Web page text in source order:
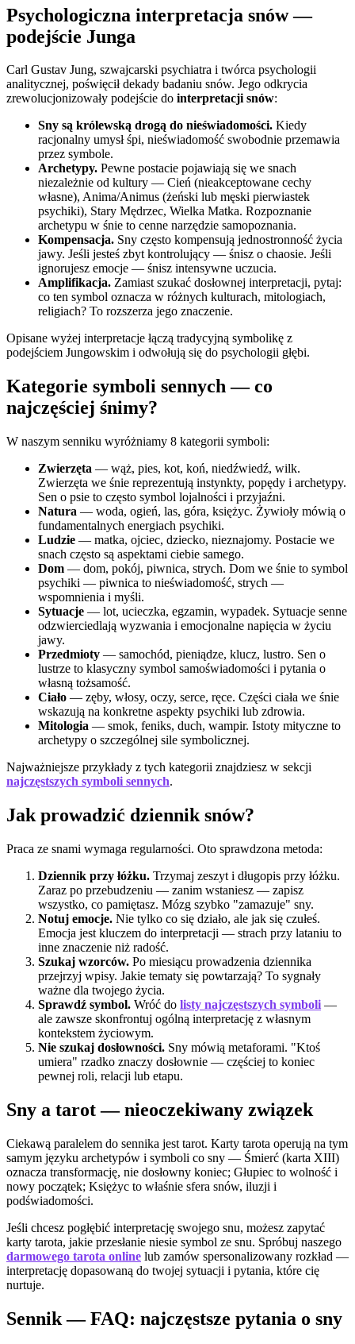
Psychologiczna interpretacja snów —
podejście Junga
Carl Gustav Jung, szwajcarski psychiatra i twórca psychologii
analitycznej, poświęcił dekady badaniu snów. Jego odkrycia
zrewolucjonizowały podejście do interpretacji snów:
Sny są królewską drogą do nieświadomości. Kiedy
racjonalny umysł śpi, nieświadomość swobodnie przemawia
przez symbole.
Archetypy. Pewne postacie pojawiają się we snach
niezależnie od kultury — Cień (nieakceptowane cechy
własne), Anima/Animus (żeński lub męski pierwiastek
psychiki), Stary Mędrzec, Wielka Matka. Rozpoznanie
archetypu w śnie to cenne narzędzie samopoznania.
Kompensacja. Sny często kompensują jednostronność życia
jawy. Jeśli jesteś zbyt kontrolujący — śnisz o chaosie. Jeśli
ignorujesz emocje — śnisz intensywne uczucia.
Amplifikacja. Zamiast szukać dosłownej interpretacji, pytaj:
co ten symbol oznacza w różnych kulturach, mitologiach,
religiach? To rozszerza jego znaczenie.
Opisane wyżej interpretacje łączą tradycyjną symbolikę z
podejściem Jungowskim i odwołują się do psychologii głębi.
Kategorie symboli sennych — co
najczęściej śnimy?
W naszym senniku wyróżniamy 8 kategorii symboli:
Zwierzęta — wąż, pies, kot, koń, niedźwiedź, wilk.
Zwierzęta we śnie reprezentują instynkty, popędy i archetypy.
Sen o psie to często symbol lojalności i przyjaźni.
Natura — woda, ogień, las, góra, księżyc. Żywioły mówią o
fundamentalnych energiach psychiki.
Ludzie — matka, ojciec, dziecko, nieznajomy. Postacie we
snach często są aspektami ciebie samego.
Dom — dom, pokój, piwnica, strych. Dom we śnie to symbol
psychiki — piwnica to nieświadomość, strych —
wspomnienia i myśli.
Sytuacje — lot, ucieczka, egzamin, wypadek. Sytuacje senne
odzwierciedlają wyzwania i emocjonalne napięcia w życiu
jawy.
Przedmioty — samochód, pieniądze, klucz, lustro. Sen o
lustrze to klasyczny symbol samoświadomości i pytania o
własną tożsamość.
Ciało — zęby, włosy, oczy, serce, ręce. Części ciała we śnie
wskazują na konkretne aspekty psychiki lub zdrowia.
Mitologia — smok, feniks, duch, wampir. Istoty mityczne to
archetypy o szczególnej sile symbolicznej.
Najważniejsze przykłady z tych kategorii znajdziesz w sekcji
najczęstszych symboli sennych.
Jak prowadzić dziennik snów?
Praca ze snami wymaga regularności. Oto sprawdzona metoda:
Dziennik przy łóżku. Trzymaj zeszyt i długopis przy łóżku.
Zaraz po przebudzeniu — zanim wstaniesz — zapisz
wszystko, co pamiętasz. Mózg szybko "zamazuje" sny.
Notuj emocje. Nie tylko co się działo, ale jak się czułeś.
Emocja jest kluczem do interpretacji — strach przy lataniu to
inne znaczenie niż radość.
Szukaj wzorców. Po miesiącu prowadzenia dziennika
przejrzyj wpisy. Jakie tematy się powtarzają? To sygnały
ważne dla twojego życia.
Sprawdź symbol. Wróć do listy najczęstszych symboli —
ale zawsze skonfrontuj ogólną interpretację z własnym
kontekstem życiowym.
Nie szukaj dosłowności. Sny mówią metaforami. "Ktoś
umiera" rzadko znaczy dosłownie — częściej to koniec
pewnej roli, relacji lub etapu.
Sny a tarot — nieoczekiwany związek
Ciekawą paralelem do sennika jest tarot. Karty tarota operują na tym
samym języku archetypów i symboli co sny — Śmierć (karta XIII)
oznacza transformację, nie dosłowny koniec; Głupiec to wolność i
nowy początek; Księżyc to właśnie sfera snów, iluzji i
podświadomości.
Jeśli chcesz pogłębić interpretację swojego snu, możesz zapytać
karty tarota, jakie przesłanie niesie symbol ze snu. Spróbuj naszego
darmowego tarota online lub zamów spersonalizowany rozkład —
interpretację dopasowaną do twojej sytuacji i pytania, które cię
nurtuje.
Sennik — FAQ: najczęstsze pytania o sny